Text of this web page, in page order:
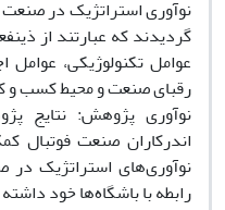
نوآوری استراتژیک در صنعت
گردیدند که عبارتند از
عوامل تکنولوژیکی، عوامل
رقبای صنعت و محیط کسب و
نوآوری پژوهش: نتایج
اندرکاران صنعت فوتبال
نوآوری‌های استراتژیک
رابطه با باشگاه‌ها خود